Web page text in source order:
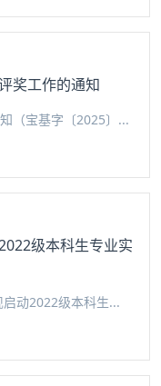
奖工作的通知
（宝基字〔2025〕...
级本科生专业实
动2022级本科生...